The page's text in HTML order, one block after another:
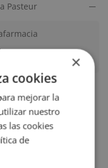
Pasteur
×
cookies
mejorar la
nuestro
las cookies
de